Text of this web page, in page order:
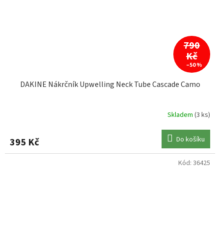
790
Kč
–50 %
DAKINE Nákrčník Upwelling Neck Tube Cascade Camo
Skladem (3 ks)
395 Kč Do košíku
Kód: 36425